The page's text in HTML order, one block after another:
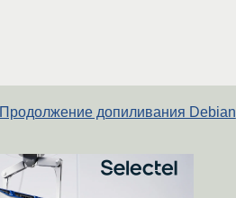
Продолжение допиливания Debian